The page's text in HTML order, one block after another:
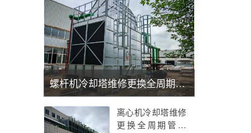
螺杆机冷却塔维修更换全周期管理——螺杆机冷却塔维修更换的精密温控与抗振优化实践指南，螺杆机冷却塔维修更换的行业痛点解析与智能运维策略
离心机冷却塔维修
更换全周期管理